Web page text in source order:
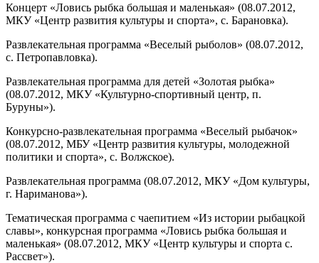
Концерт «Ловись рыбка большая и маленькая» (08.07.2012,
МКУ «Центр развития культуры и спорта», с. Барановка).
Развлекательная программа «Веселый рыболов» (08.07.2012,
с. Петропавловка).
Развлекательная программа для детей «Золотая рыбка»
(08.07.2012, МКУ «Культурно-спортивный центр, п.
Буруны»).
Конкурсно-развлекательная программа «Веселый рыбачок»
(08.07.2012, МБУ «Центр развития культуры, молодежной
политики и спорта», с. Волжское).
Развлекательная программа (08.07.2012, МКУ «Дом культуры,
г. Нариманова»).
Тематическая программа с чаепитием «Из истории рыбацкой
славы», конкурсная программа «Ловись рыбка большая и
маленькая» (08.07.2012, МКУ «Центр культуры и спорта с.
Рассвет»).